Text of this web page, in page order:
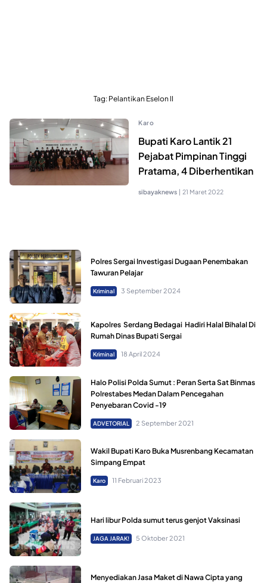
Tag: Pelantikan Eselon II
Karo
Bupati Karo Lantik 21
Pejabat Pimpinan Tinggi
Pratama, 4 Diberhentikan
sibayaknews | 21 Maret 2022
Polres Sergai Investigasi Dugaan Penembakan
Tawuran Pelajar
Kriminal 3 September 2024
Kapolres Serdang Bedagai Hadiri Halal Bihalal Di
Rumah Dinas Bupati Sergai
Kriminal 18 April 2024
Halo Polisi Polda Sumut : Peran Serta Sat Binmas
Polrestabes Medan Dalam Pencegahan
Penyebaran Covid -19
ADVETORIAL 2 September 2021
Wakil Bupati Karo Buka Musrenbang Kecamatan
Simpang Empat
Karo 11 Februari 2023
Hari libur Polda sumut terus genjot Vaksinasi
JAGA JARAK! 5 Oktober 2021
Menyediakan Jasa Maket di Nawa Cipta yang